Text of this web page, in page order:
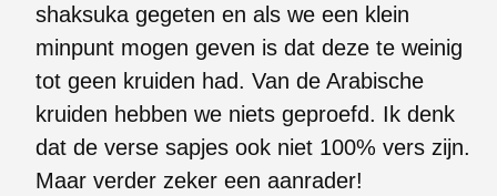
shaksuka gegeten en als we een klein
minpunt mogen geven is dat deze te weinig
tot geen kruiden had. Van de Arabische
kruiden hebben we niets geproefd. Ik denk
dat de verse sapjes ook niet 100% vers zijn.
Maar verder zeker een aanrader!